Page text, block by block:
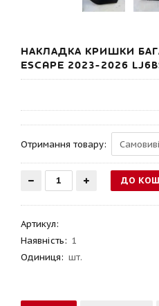
НАКЛАДКА КРИШКИ
ESCAPE 2023-2026
Отримання товару:
Артикул:
Наявність: 1
Одиниця: шт.